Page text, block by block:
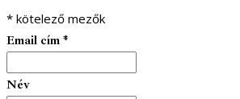
* kötelező mezők
Email cím *
Név